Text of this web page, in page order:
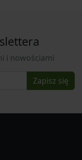
i nowościami
Zapisz się